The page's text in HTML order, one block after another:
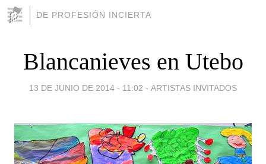
DE PROFESIÓN INCIERTA
Blancanieves en Utebo
13 DE JUNIO DE 2014 - 11:02 - ARTISTAS INVITADOS